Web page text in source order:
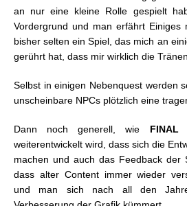
an nur eine kleine Rolle gespielt
Vordergrund und man erfährt
bisher selten ein Spiel, das mich an
gerührt hat, dass mir wirklich die
Selbst in einigen Nebenquest werden
unscheinbare NPCs plötzlich eine
Dann noch generell, wie FINAL
weiterentwickelt wird, dass sich die
machen und auch das Feedback der
dass alter Content immer wieder
und man sich nach all den